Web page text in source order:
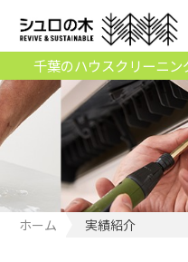
千葉のハウスクリーニ
ホーム 実績紹介